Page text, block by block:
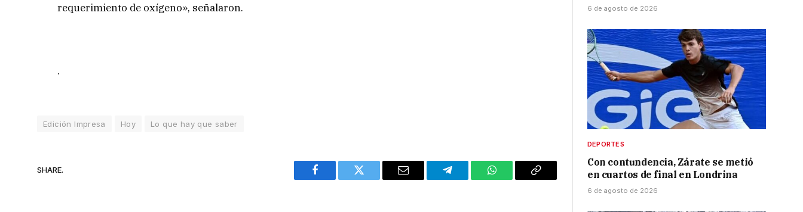
requerimiento de oxígeno», señalaron.
.
Edición Impresa Hoy Lo que hay que saber
SHARE.
Facebook Twitter Email Telegram WhatsAppCopy
6 de agosto de 2026
DEPORTES
Con contundencia, Zárate se metió
en cuartos de final en Londrina
6 de agosto de 2026